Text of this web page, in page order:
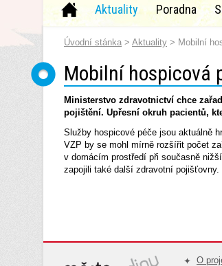
Aktuality Poradna
Úvodní stánka > Aktuality > Mobilní
Mobilní hospicová
Ministerstvo zdravotnictví chce
pojištění. Upřesní okruh pacientů,
Služby hospicové péče jsou aktuálně
VZP by se mohl mírně rozšířit počet
v domácím prostředí při současně
zapojili také další zdravotní pojišťovny.
O